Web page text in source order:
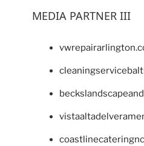
MEDIA PARTNER III